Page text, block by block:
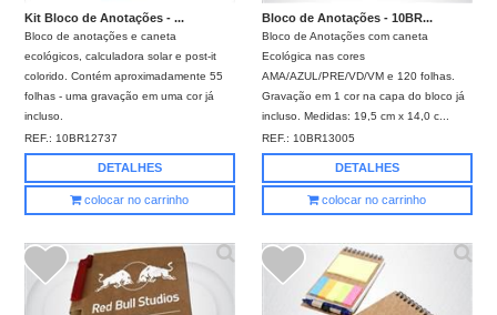
Kit Bloco de Anotações - ...
Bloco de anotações e caneta
ecológicos, calculadora solar e post-it
colorido. Contém aproximadamente 55
folhas - uma gravação em uma cor já
incluso.
REF.: 10BR12737
DETALHES
colocar no carrinho
Bloco de Anotações - 10BR...
Bloco de Anotações com caneta
Ecológica nas cores
AMA/AZUL/PRE/VD/VM e 120 folhas.
Gravação em 1 cor na capa do bloco já
incluso. Medidas: 19,5 cm x 14,0 c...
REF.:10BR13005
DETALHES
colocar no carrinho